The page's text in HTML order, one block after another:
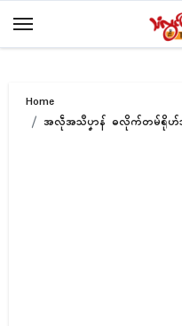
Home
အလဵုအသဳပၞာန် ဓလိုက်တမ်ရိုဟ်သၠု